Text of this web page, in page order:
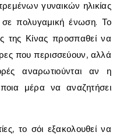
γυναικών ηλικίας
πολυγαμική ένωση. Το
της Κίνας προσπαθεί να
που περισσεύουν, αλλά
αναρωτιούνται αν η
μέρα να αναζητήσει
το σόι εξακολουθεί να